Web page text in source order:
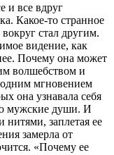
и все вдруг
Какое-то странное
стал другим.
видение, как
Почему она может
волшебством и
мгновением
она узнавала себя
мужские души. И
нитями, заплетая ее
замерла от
«Почему ее